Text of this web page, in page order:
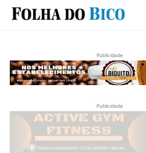
Publicidade
Publicidade